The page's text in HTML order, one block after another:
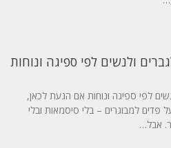
ולנשים לפי ספיגה ונוחות
לפי ספיגה ונוחות אם הגעת לכאן,
למבוגרים – בלי סיסמאות ובלי
אבל…